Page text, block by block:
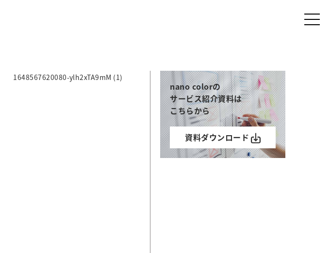
1648567620080-ylh2xTA9mM (1)
nano colorの
サービス紹介資料は
こちらから
資料ダウンロード